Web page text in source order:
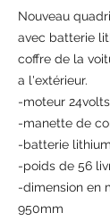
Nouveau
avec batterie
coffre de la
a l'extérieur.
-moteur
-manette de
-batterie lithium
-poids de 56
-dimension en
950mm